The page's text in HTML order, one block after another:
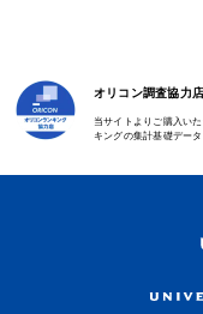
オリコン調査協力店
当サイトよりご購入い
キングの集計基礎デー